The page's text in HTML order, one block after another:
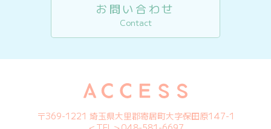
お問い合わせ
Contact
〒369-1221 埼玉県大里郡寄居町大字保田原147-1